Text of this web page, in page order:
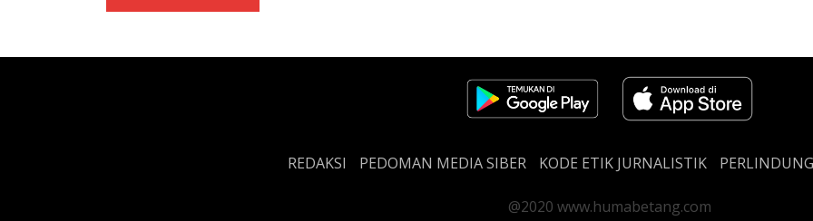
REDAKSI PEDOMAN MEDIA SIBER KODE ETIK JURNALISTIK
@2020 www.humabetang.com